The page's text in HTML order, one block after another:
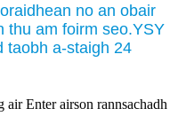
no an obair
thu am foirm seo.YSY
taobh a-staigh 24
air Enter airson rannsachadh